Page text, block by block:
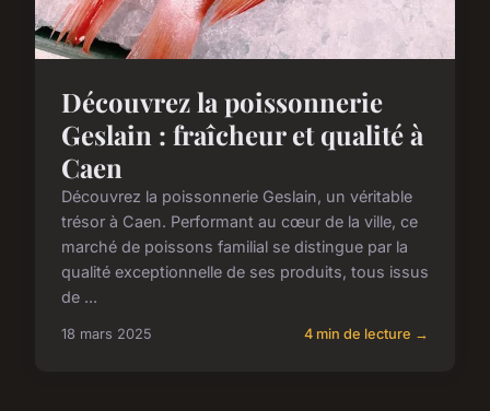
Découvrez la poissonnerie
Geslain : fraîcheur et qualité à
Caen
Découvrez la poissonnerie Geslain, un véritable
trésor à Caen. Performant au cœur de la ville, ce
marché de poissons familial se distingue par la
qualité exceptionnelle de ses produits, tous issus
de ...
18 mars 2025 4 min de lecture →